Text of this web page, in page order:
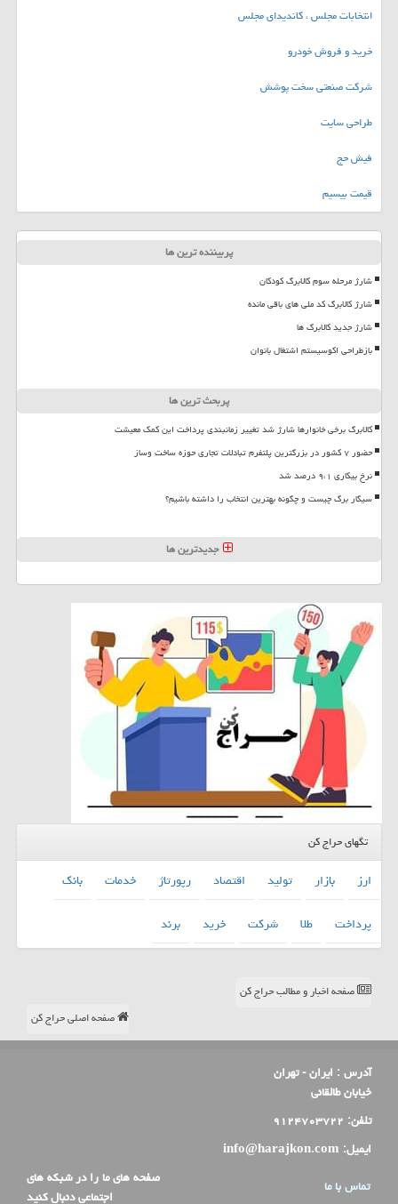
انتخابات مجلس ، کاندیدای مجلس
خرید و فروش خودرو
شرکت صنعتی سخت پوشش
طراحی سایت
فیش حج
قیمت بیسیم
پربیننده ترین ها
شارژ مرحله سوم کالابرگ کودکان
شارژ کالابرگ کد ملی های باقی مانده
شارژ جدید کالابرگ ها
بازطراحی اکوسیستم اشتغال بانوان
پربحث ترین ها
کالابرگ برخی خانوارها شارژ شد تغییر زمانبندی پرداخت این کمک معیشت
حضور ۷ کشور در بزرگترین پلتفرم تبادلات تجاری حوزه ساخت وساز
نرخ بیکاری ۹،۱ درصد شد
سیگار برگ چیست و چگونه بهترین انتخاب را داشته باشیم؟
جدیدترین ها
تگهای حراج کن
ارز بازار تولید اقتصاد رپورتاژ خدمات
بانك
پرداخت
طلا شركت خرید برند
صفحه اخبار و مطالب حراج کن
صفحه اصلی حراج کن
آدرس : ایران - تهران
خیابان طالقانی
تلفن: ۹۱۲۴۷۰۳۷۲۲
ایمیل: info@harajkon.com
تماس با ما
صفحه های ما را در شبکه های
اجتماعی دنبال کنید